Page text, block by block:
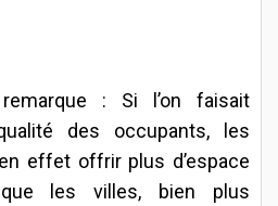
: Si l’on faisait
des occupants, les
effet offrir plus d’espace
les villes, bien plus